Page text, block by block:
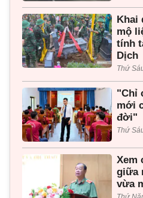
Khai
mộ
tính
Dịch
Thứ
"Chỉ
mới
đời"
Thứ
Xem
giữa
vừa